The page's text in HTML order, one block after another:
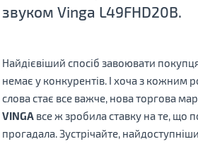
звуком Vinga L49FHD20B.
Найдієвіший спосіб завоювати
немає у конкурентів. І хоча з кожним
слова стає все важче, нова торгова
VINGAвсе ж зробила ставку на те, що
прогадала. Зустрічайте,